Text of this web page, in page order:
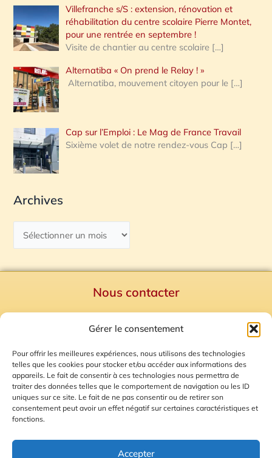
Gérer le consentement
Pour offrir les meilleures expériences, nous utilisons des technologies
telles que les cookies pour stocker et/ou accéder aux informations des
appareils. Le fait de consentir à ces technologies nous permettra de
traiter des données telles que le comportement de navigation ou les ID
uniques sur ce site. Le fait de ne pas consentir ou de retirer son
consentement peut avoir un effet négatif sur certaines caractéristiques et
fonctions.
Accepter
Villefranche s/S : extension, rénovation et
réhabilitation du centre scolaire Pierre Montet,
pour une rentrée en septembre !
Visite de chantier au centre scolaire […]
Alternatiba « On prend le Relay ! »
Alternatiba, mouvement citoyen pour le […]
Cap sur l’Emploi : Le Mag de France Travail
Sixième volet de notre rendez-vous Cap […]
Archives
Nous contacter
Mentions Légales
Plan du site
Gestion des Cookies